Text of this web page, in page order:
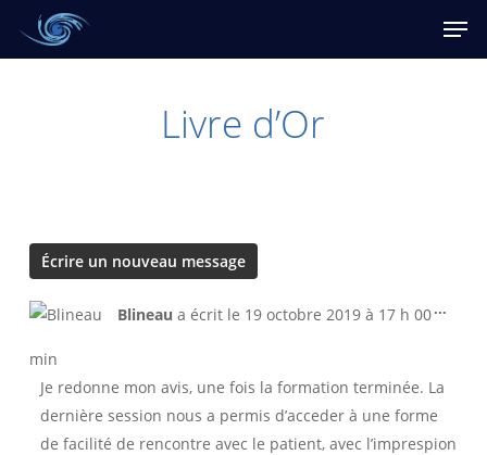
Livre d’Or
Blineau a écrit le 19 octobre 2019 à 17 h 00
min
Je redonne mon avis, une fois la formation terminée. La
dernière session nous a permis d’acceder à une forme
de facilité de rencontre avec le patient, avec l’imprespion
...